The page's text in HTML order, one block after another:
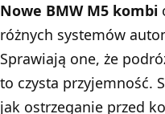
Nowe BMW M5 kombi
różnych systemów
Sprawiają one, że
to czysta przyjemność.
jak ostrzeganie przed